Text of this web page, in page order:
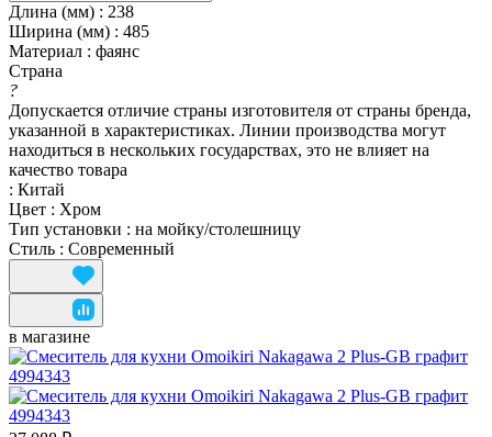
Длина (мм) : 238
Ширина (мм) : 485
Материал : фаянс
Страна
?
Допускается отличие страны изготовителя от страны бренда,
указанной в характеристиках. Линии производства могут
находиться в нескольких государствах, это не влияет на
качество товара
: Китай
Цвет : Хром
Тип установки : на мойку/столешницу
Стиль : Современный
в магазине